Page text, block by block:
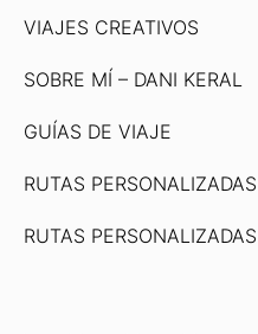
VIAJES CREATIVOS
SOBRE MÍ – DANI KERAL
GUÍAS DE VIAJE
RUTAS
RUTAS